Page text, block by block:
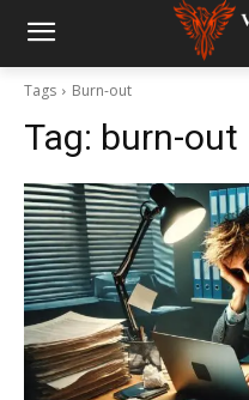
Tags Burn-out
Tag: burn-out